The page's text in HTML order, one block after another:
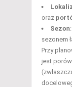
oraz
Sezon
sezonem
Przy
jest